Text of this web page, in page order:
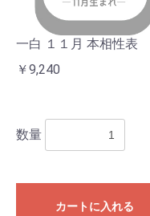
一白 １１月 本相性表
￥9,240
数量
カートに入れる